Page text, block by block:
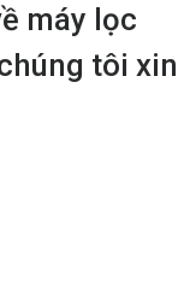
máy lọc
tôi xin